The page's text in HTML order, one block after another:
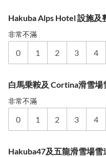
Hakuba Alps Hotel 設施及
非常不滿
0 1 2 3 4
白馬乗鞍及 Cortina滑雪場
非常不滿
0 1 2 3 4
Hakuba47及五龍滑雪場雪